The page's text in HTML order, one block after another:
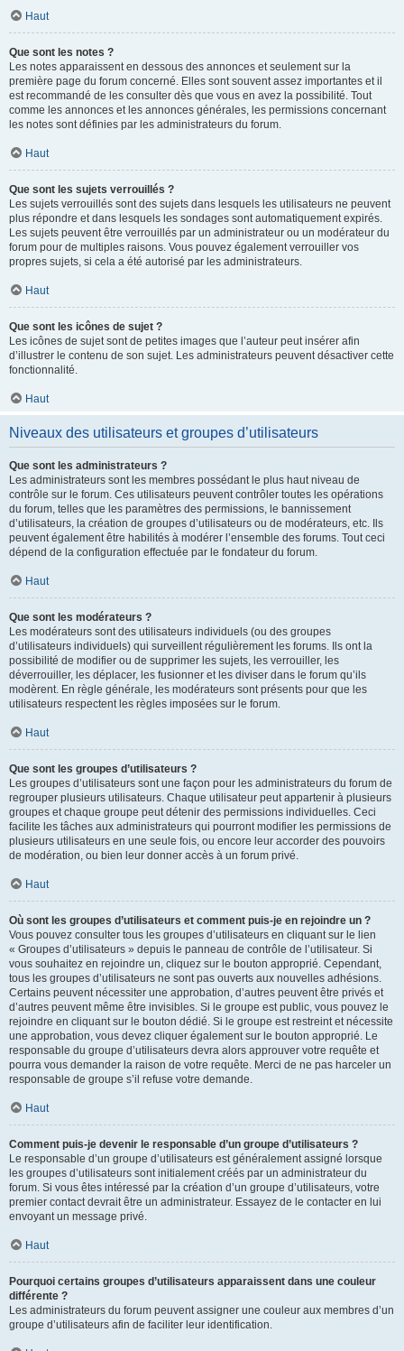
Haut
Que sont les notes ?
Les notes apparaissent en dessous des annonces et seulement sur la
première page du forum concerné. Elles sont souvent assez importantes et il
est recommandé de les consulter dès que vous en avez la possibilité. Tout
comme les annonces et les annonces générales, les permissions concernant
les notes sont définies par les administrateurs du forum.
Haut
Que sont les sujets verrouillés ?
Les sujets verrouillés sont des sujets dans lesquels les utilisateurs ne peuvent
plus répondre et dans lesquels les sondages sont automatiquement expirés.
Les sujets peuvent être verrouillés par un administrateur ou un modérateur du
forum pour de multiples raisons. Vous pouvez également verrouiller vos
propres sujets, si cela a été autorisé par les administrateurs.
Haut
Que sont les icônes de sujet ?
Les icônes de sujet sont de petites images que l’auteur peut insérer afin
d’illustrer le contenu de son sujet. Les administrateurs peuvent désactiver cette
fonctionnalité.
Haut
Niveaux des utilisateurs et groupes d’utilisateurs
Que sont les administrateurs ?
Les administrateurs sont les membres possédant le plus haut niveau de
contrôle sur le forum. Ces utilisateurs peuvent contrôler toutes les opérations
du forum, telles que les paramètres des permissions, le bannissement
d’utilisateurs, la création de groupes d’utilisateurs ou de modérateurs, etc. Ils
peuvent également être habilités à modérer l’ensemble des forums. Tout ceci
dépend de la configuration effectuée par le fondateur du forum.
Haut
Que sont les modérateurs ?
Les modérateurs sont des utilisateurs individuels (ou des groupes
d’utilisateurs individuels) qui surveillent régulièrement les forums. Ils ont la
possibilité de modifier ou de supprimer les sujets, les verrouiller, les
déverrouiller, les déplacer, les fusionner et les diviser dans le forum qu’ils
modèrent. En règle générale, les modérateurs sont présents pour que les
utilisateurs respectent les règles imposées sur le forum.
Haut
Que sont les groupes d’utilisateurs ?
Les groupes d’utilisateurs sont une façon pour les administrateurs du forum de
regrouper plusieurs utilisateurs. Chaque utilisateur peut appartenir à plusieurs
groupes et chaque groupe peut détenir des permissions individuelles. Ceci
facilite les tâches aux administrateurs qui pourront modifier les permissions de
plusieurs utilisateurs en une seule fois, ou encore leur accorder des pouvoirs
de modération, ou bien leur donner accès à un forum privé.
Haut
Où sont les groupes d’utilisateurs et comment puis-je en rejoindre un ?
Vous pouvez consulter tous les groupes d’utilisateurs en cliquant sur le lien
« Groupes d’utilisateurs » depuis le panneau de contrôle de l’utilisateur. Si
vous souhaitez en rejoindre un, cliquez sur le bouton approprié. Cependant,
tous les groupes d’utilisateurs ne sont pas ouverts aux nouvelles adhésions.
Certains peuvent nécessiter une approbation, d’autres peuvent être privés et
d’autres peuvent même être invisibles. Si le groupe est public, vous pouvez le
rejoindre en cliquant sur le bouton dédié. Si le groupe est restreint et nécessite
une approbation, vous devez cliquer également sur le bouton approprié. Le
responsable du groupe d’utilisateurs devra alors approuver votre requête et
pourra vous demander la raison de votre requête. Merci de ne pas harceler un
responsable de groupe s’il refuse votre demande.
Haut
Comment puis-je devenir le responsable d’un groupe d’utilisateurs ?
Le responsable d’un groupe d’utilisateurs est généralement assigné lorsque
les groupes d’utilisateurs sont initialement créés par un administrateur du
forum. Si vous êtes intéressé par la création d’un groupe d’utilisateurs, votre
premier contact devrait être un administrateur. Essayez de le contacter en lui
envoyant un message privé.
Haut
Pourquoi certains groupes d’utilisateurs apparaissent dans une couleur
différente ?
Les administrateurs du forum peuvent assigner une couleur aux membres d’un
groupe d’utilisateurs afin de faciliter leur identification.